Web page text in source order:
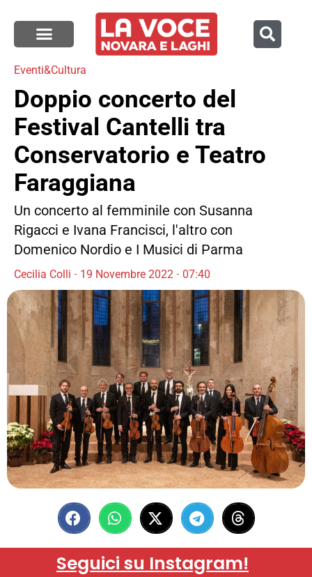
Eventi&Cultura
Doppio concerto del
Festival Cantelli tra
Conservatorio e Teatro
Faraggiana
Un concerto al femminile con Susanna
Rigacci e Ivana Francisci, l'altro con
Domenico Nordio e I Musici di Parma
Cecilia Colli 19 Novembre 2022 07:40
Seguici su Instagram!